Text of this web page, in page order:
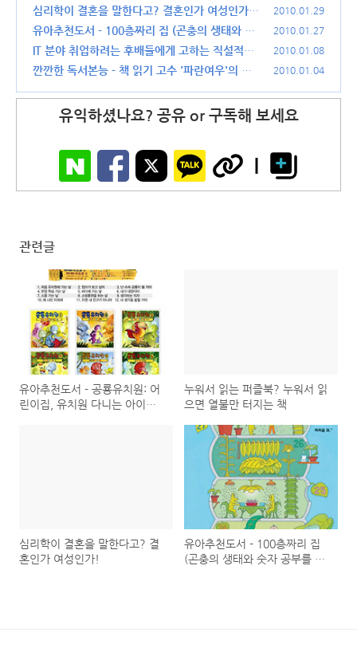
는 책
(30)
심리학이 결혼을 말한다고? 결혼인가 여성인가!
(12)
2010.01.29
유아추천도서 - 100층짜리 집 (곤충의 생태와 숫
자 공부를 한꺼번에)
(32)
2010.01.27
IT 분야 취업하려는 후배들에게 고하는 직설적인
상담 이야기
(32)
2010.01.08
깐깐한 독서본능 - 책 읽기 고수 '파란여우'의 종
2010.01.04
유익하셨나요? 공유 or 구독해 보세요
관련글
유아추천도서 - 공룡유치원: 어
린이집, 유치원 다니는 아이에
누워서 읽는 퍼즐북? 누워서 읽
으면 열불만 터지는 책
심리학이 결혼을 말한다고? 결
혼인가 여성인가!
유아추천도서 - 100층짜리 집
(곤충의 생태와 숫자 공부를 한